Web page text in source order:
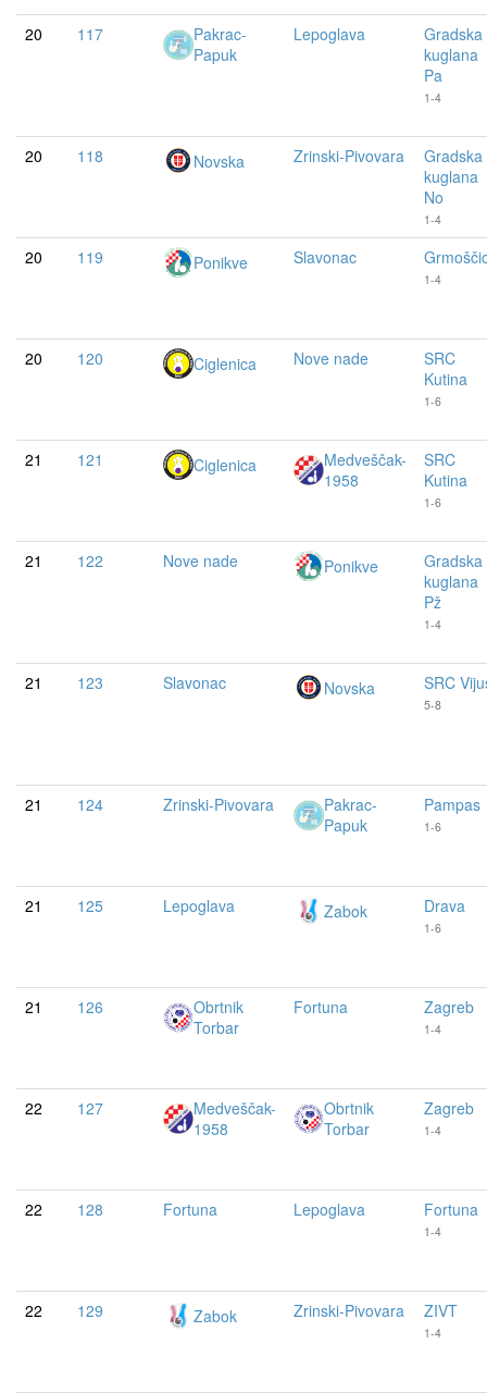
20 117
Pakrac-
Papuk
Lepoglava
Gradska
kuglana
Pa
1-4
20 118 Novska Zrinski-Pivovara
Gradska
kuglana
No
1-4
20 119 Ponikve Slavonac
1-4
20 120 Ciglenica Nove nade
SRC
Kutina
1-6
21 121 Ciglenica
Medveščak-
1958
SRC
Kutina
1-6
21 122 Nove nade Ponikve
Gradska
kuglana
Pž
1-4
21 123 Slavonac Novska SRC
5-8
21 124 Zrinski-Pivovara
Pakrac-
Papuk
Pampas
1-6
21 125 Lepoglava Zabok Drava
1-6
21 126
Obrtnik
Torbar
Fortuna Zagreb
1-4
22 127
Medveščak-
1958
Obrtnik
Torbar
Zagreb
1-4
22 128 Fortuna Lepoglava Fortuna
1-4
22 129 Zabok Zrinski-Pivovara ZIVT
1-4